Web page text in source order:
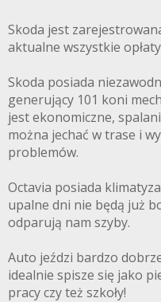
Skoda jest
aktualne wszystkie
Skoda posiada
generujący 101 koni
jest ekonomiczne,
można jechać w trase i
problemów.
Octavia posiada
upalne dni nie będą już
odparują nam szyby.
Auto jeździ bardzo
idealnie spisze się jako
pracy czy też szkoły!